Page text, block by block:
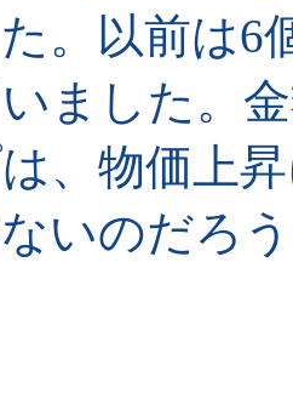
。以前は6
ました。
、物価上
いのだろ